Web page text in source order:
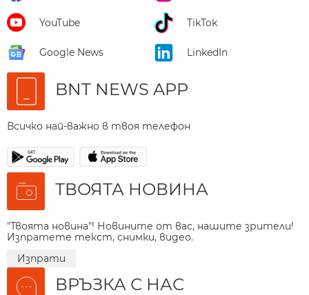
YouTube TikTok
Google News LinkedIn
BNT NEWS APP
Всичко най-важно в твоя телефон
ТВОЯТА НОВИНА
"Твоята новина"! Новините от вас, нашите зрители!
Изпратете текст, снимки, видео.
Изпрати
ВРЪЗКА С НАС